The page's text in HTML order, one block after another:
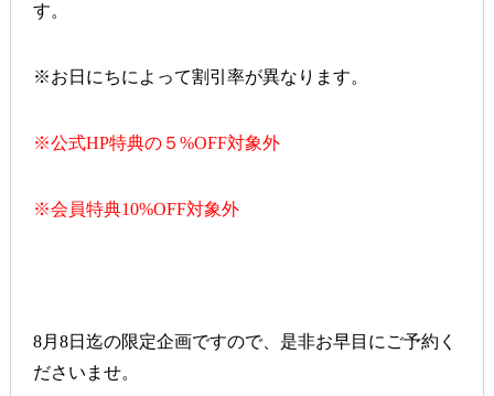
す。
※お日にちによって割引率が異なります。
※公式HP特典の５%OFF対象外
※会員特典10%OFF対象外
8月8日迄の限定企画ですので、是非お早目にご予約く
ださいませ。